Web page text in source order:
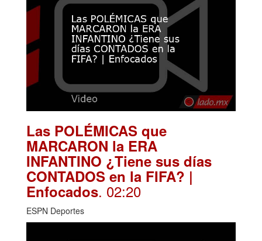
Las POLÉMICAS que
MARCARON la ERA
INFANTINO ¿Tiene sus días
CONTADOS en la FIFA? |
Enfocados. 02:20
ESPN Deportes